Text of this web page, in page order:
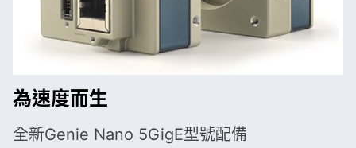
為速度而生
全新Genie Nano 5GigE型號配備